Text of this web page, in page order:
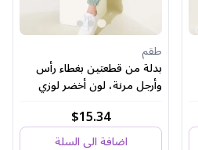
طقم
بدلة من قطعتين بغطاء رأس
وأرجل مرنة، لون أخضر لوزي
$15.34
اضافة الى السلة